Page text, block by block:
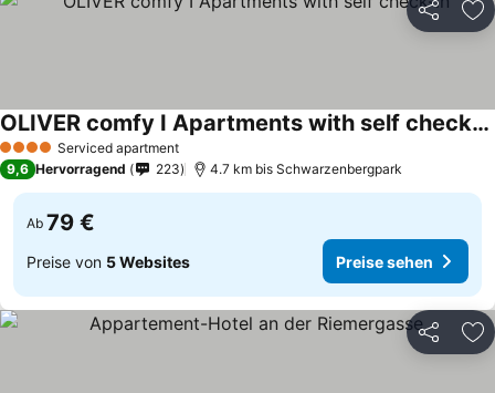
Teilen
4 Sterne Serviced apartment
OLIVER comfy I Apartments with self check-in
9,6 Hervorragend 223 4.7 km bis Schwarzenbergpark
Ab 79 €
Preise von 5 Websites Preise sehen
Teilen